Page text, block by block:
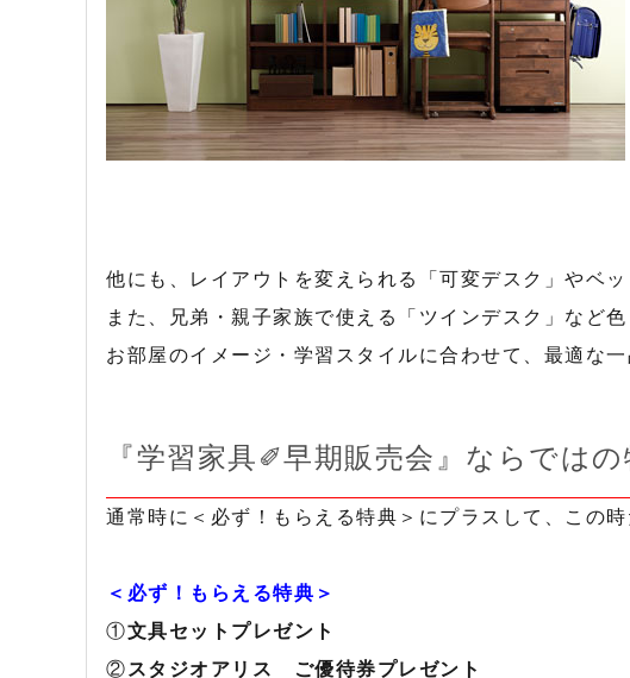
他にも、レイアウトを変えられる「可変デスク」やベ
また、兄弟・親子家族で使える「ツインデスク」など
お部屋のイメージ・学習スタイルに合わせて、最適な
『学習家具✐早期販売会』ならでは
通常時に＜必ず！もらえる特典＞にプラスして、この
＜必ず！もらえる特典＞
①文具セットプレゼント
② スタジオアリス ご優待券プレゼント